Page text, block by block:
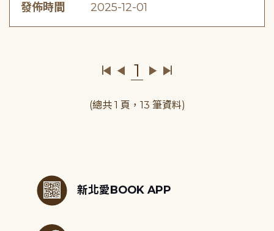
發佈時間 2025-12-01
1
(總共 1 頁，13 筆資料)
新北愛BOOK APP